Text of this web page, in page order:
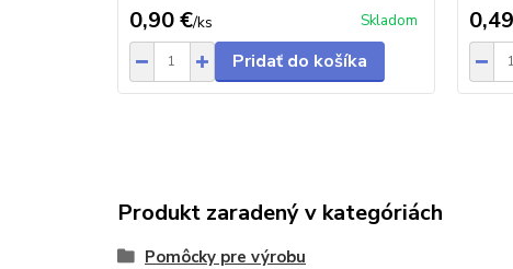
0,90 €/ks Skladom
Pridať do košíka
Produkt zaradený v kategóriách
Pomôcky pre výrobu